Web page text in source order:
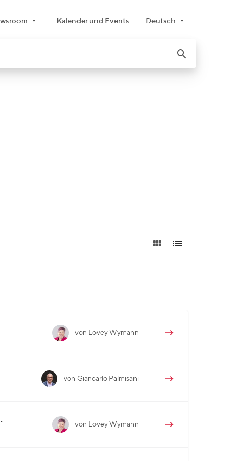
Kalender und Events Deutsch
von Lovey Wymann
von Giancarlo Palmisani
von Lovey Wymann